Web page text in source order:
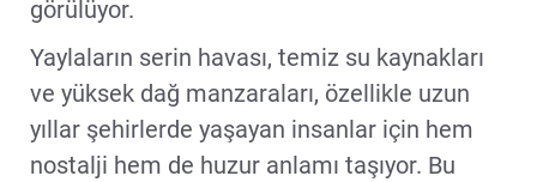
görülüyor.
Yaylaların serin havası, temiz su kaynakları
ve yüksek dağ manzaraları, özellikle uzun
yıllar şehirlerde yaşayan insanlar için hem
nostalji hem de huzur anlamı taşıyor. Bu